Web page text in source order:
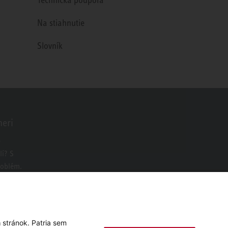
Na stiahnutie
Slovník
Patria sem